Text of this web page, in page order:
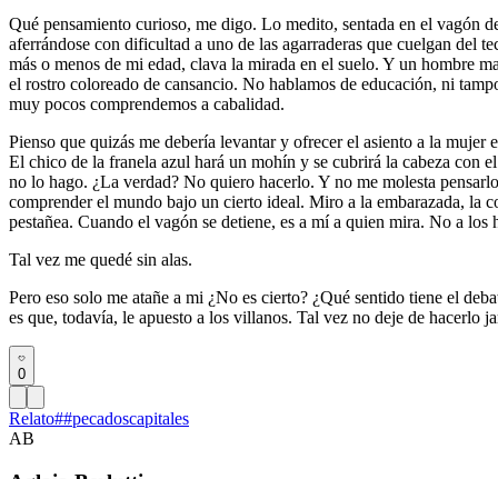
Qué pensamiento curioso, me digo. Lo medito, sentada en el vagón
aferrándose con dificultad a uno de las agarraderas que cuelgan del
más o menos de mi edad, clava la mirada en el suelo. Y un hombre
el rostro coloreado de cansancio. No hablamos de educación, ni
muy pocos comprendemos a cabalidad.
Pienso que quizás me debería levantar y ofrecer el asiento a la
El chico de la franela azul hará un mohín y se cubrirá la cabeza con
no lo hago. ¿La verdad? No quiero hacerlo. Y no me molesta
comprender el mundo bajo un cierto ideal. Miro a la embarazada, la
pestañea. Cuando el vagón se detiene, es a mí a quien mira. No a
Tal vez me quedé sin alas.
Pero eso solo me atañe a mi ¿No es cierto? ¿Qué sentido tiene el
es que, todavía, le apuesto a los villanos. Tal vez no deje de hacerlo
0
Relato##pecadoscapitales
AB